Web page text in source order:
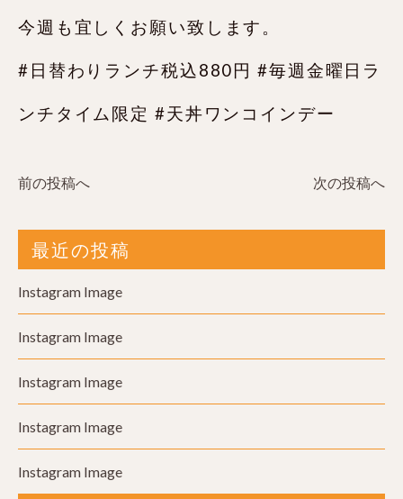
今週も宜しくお願い致します。
#日替わりランチ税込880円 #毎週金曜日ラ
ンチタイム限定 #天丼ワンコインデー
前の投稿へ 次の投稿へ
最近の投稿
Instagram Image
Instagram Image
Instagram Image
Instagram Image
Instagram Image